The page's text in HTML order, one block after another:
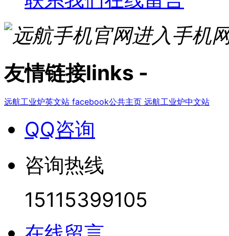
进入手机
友情链接links -
远航工业炉英文站 facebook公共主页 远航工业炉中文站
QQ咨询
咨询热线
15115399105